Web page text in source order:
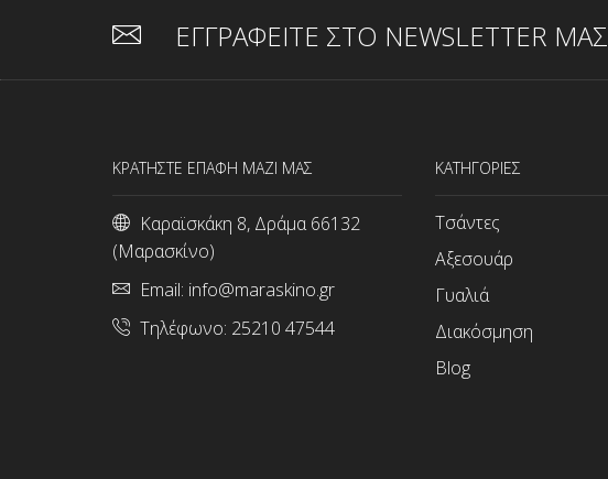
ΕΓΓΡΑΦΕΙΤΕ ΣΤΟ NEWSLETTER ΜΑΣ
ΚΡΑΤΗΣΤΕ ΕΠΑΦΗ ΜΑΖΙ ΜΑΣ
Καραϊσκάκη 8, Δράμα 66132
(Μαρασκίνο)
Email: info@maraskino.gr
Τηλέφωνο: 25210 47544
ΚΑΤΗΓΟΡΙΕΣ
Τσάντες
Αξεσουάρ
Γυαλιά
Διακόσμηση
Blog